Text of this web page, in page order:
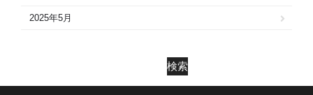
2025年5月
2025年2月
検索